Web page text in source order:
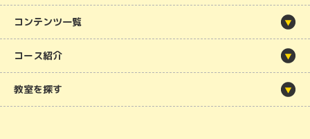
コンテンツ一覧
コース紹介
教室を探す